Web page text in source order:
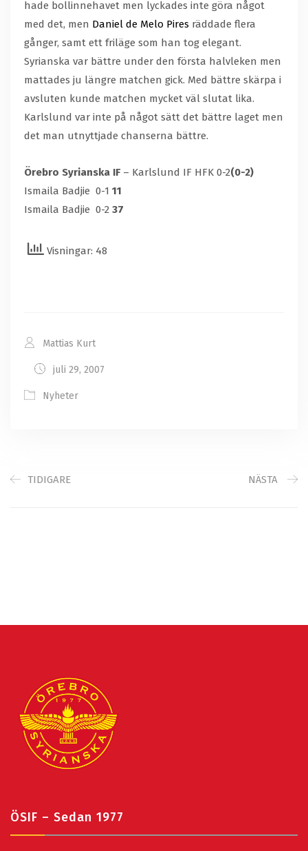
hade bollinnehavet men lyckades inte göra något
med det, men Daniel de Melo Pires räddade flera
gånger, samt ett friläge som han tog elegant.
Syrianska var bättre under den första halvleken men
mattades ju längre matchen gick. Med bättre skärpa i
avsluten kunde matchen mycket väl slutat lika.
Karlslund var inte på något sätt det bättre laget men
det man utnyttjade chanserna bättre.
Örebro Syrianska IF – Karlslund IF HFK 0-2(0-2)
Ismaila Badjie 0-1 11
Ismaila Badjie 0-2 37
Visningar: 48
Mattias Kurt
juli 29, 2007
Nyheter
TIDIGARE NÄSTA
ÖSIF – Sedan 1977